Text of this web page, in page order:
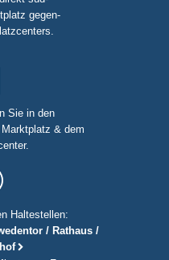
gegen-
Sie in den
& dem
Haltestellen:
/ Rathaus /